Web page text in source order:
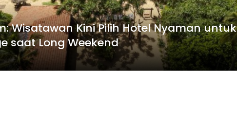
Wisatawan Kini Pilih Hotel Nyaman untuk
saat Long Weekend